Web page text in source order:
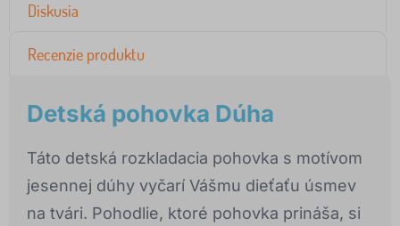
Diskusia
Recenzie produktu
Detská pohovka Dúha
Táto detská rozkladacia pohovka s motívom
jesennej dúhy vyčarí Vášmu dieťaťu úsmev
na tvári. Pohodlie, ktoré pohovka prináša, si